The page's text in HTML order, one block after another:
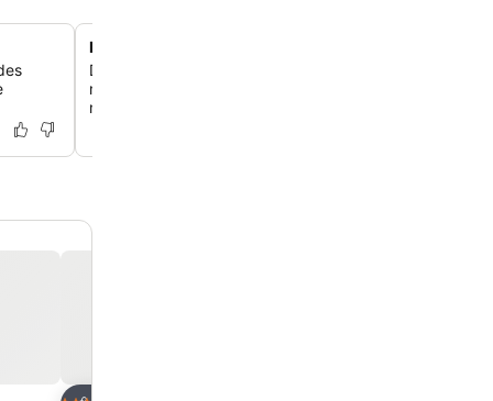
Piscina exterior en la azotea de la séptima planta
Disfruta de un refrescante baño o relájate en la terraza
mediterráneo mientras contemplas las vistas
montañas Franklin y el horizonte de la ciudad.